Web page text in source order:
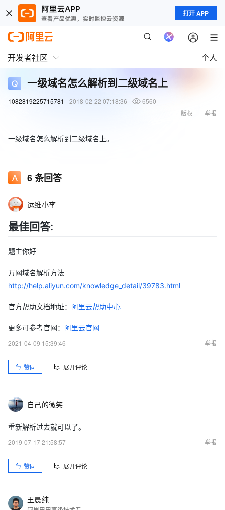
打开 APP
开发者社区 个人
一级域名怎么解析到二级域名上
1082819225715781 2018-02-22 07:18:36
6560
举报
版权
一级域名怎么解析到二级域名上。
6条回答
运维小李
最佳回答:
题主你好
万网域名解析方法
http://help.aliyun.com/knowledge_detail/39783.html
官方帮助文档地址： 阿里云帮助中心
更多可参考官网： 阿里云官网
2021-04-09 15:39:46
举报
赞同 展开评论
自己的微笑
重新解析过去就可以了。
2019-07-17 21:58:57
举报
赞同 展开评论
王晨纯